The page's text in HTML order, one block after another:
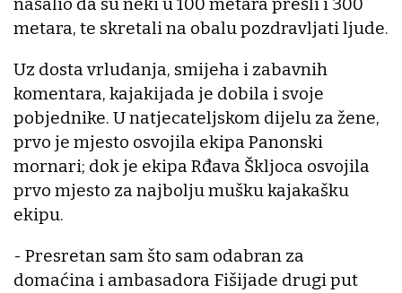
našalio da su neki u 100 metara prešli i 300
metara, te skretali na obalu pozdravljati ljude.
Uz dosta vrludanja, smijeha i zabavnih
komentara, kajakijada je dobila i svoje
pobjednike. U natjecateljskom dijelu za žene,
prvo je mjesto osvojila ekipa Panonski
mornari; dok je ekipa Rđava Škljoca osvojila
prvo mjesto za najbolju mušku kajakašku
ekipu.
- Presretan sam što sam odabran za
domaćina i ambasadora Fišijade drugi put